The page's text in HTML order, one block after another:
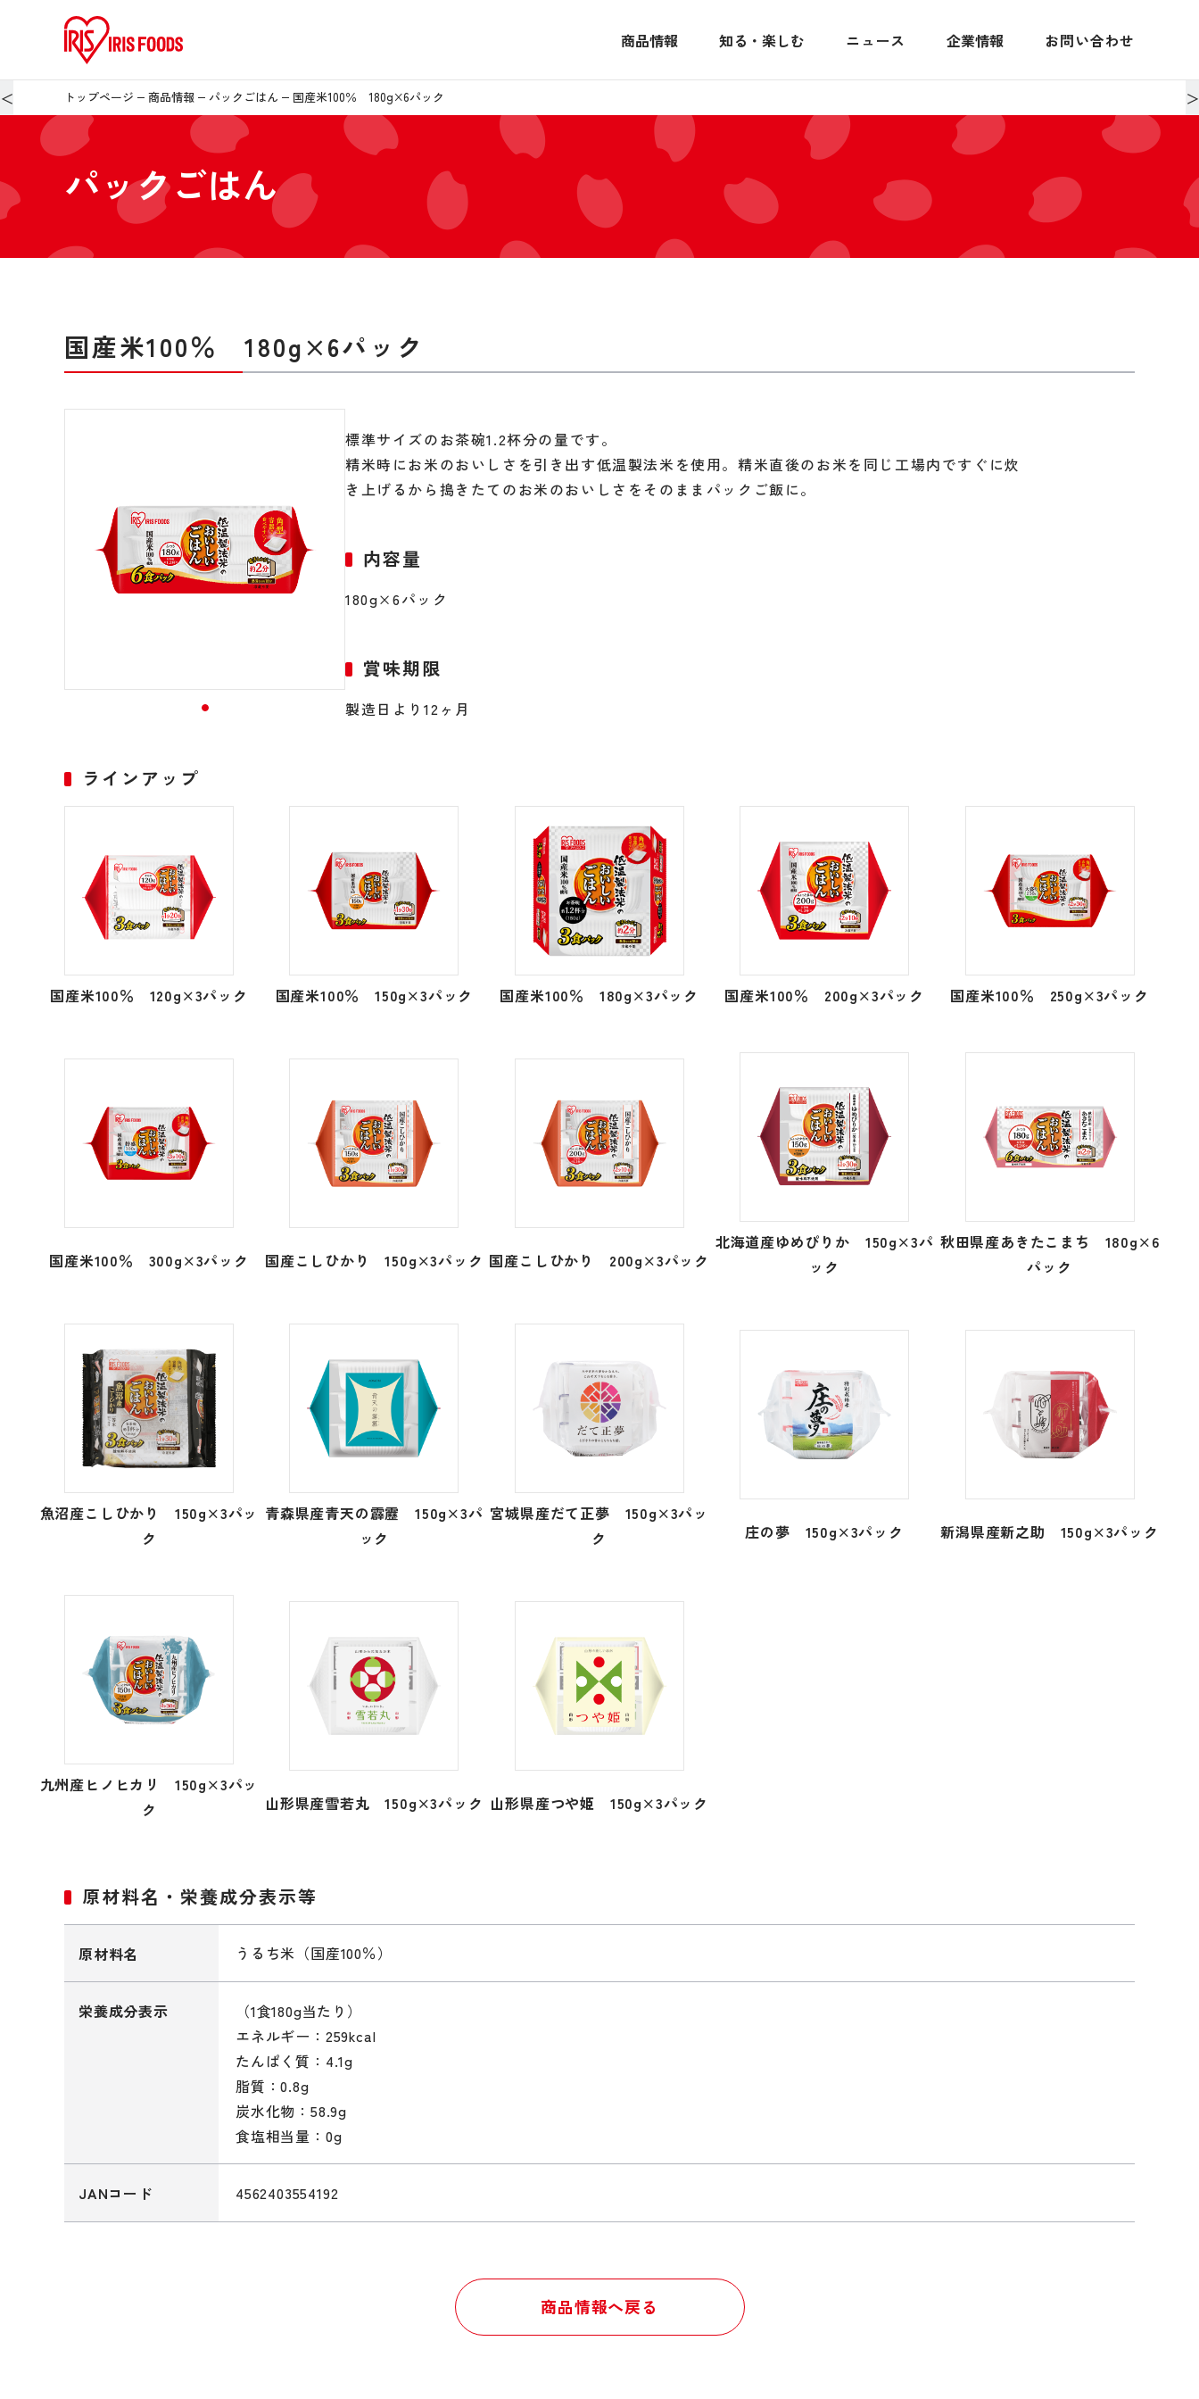
商品情報 知る・楽しむ ニュース 企業情報 お問い合わせ
＜ トップページ 商品情報 パックごはん 国産米100％ 180g×6パック
パックごはん
国産米100％ 180g×6パック
標準サイズのお茶碗1.2杯分の量です。
精米時にお米のおいしさを引き出す低温製法米を使用。精米直後のお米を同じ工場内ですぐに炊
き上げるから搗きたてのお米のおいしさをそのままパックご飯に。
内容量
180g×6パック
賞味期限
製造日より12ヶ月
ラインアップ
国産米100％ 120g×3パック 国産米100％ 150g×3パック 国産米100％ 180g×3パック 国産米100％ 200g×3パック 国産米100％ 250g×3パック
国産米100％ 300g×3パック 国産こしひかり 150g×3パック 国産こしひかり 200g×3パック
北海道産ゆめぴりか 150g×3パ
ック
秋田県産あきたこまち 180g×6
パック
魚沼産こしひかり 150g×3パッ
ク
青森県産青天の霹靂 150g×3パ
ック
宮城県産だて正夢 150g×3パッ
ク
庄の夢 150g×3パック 新潟県産新之助 150g×3パック
九州産ヒノヒカリ 150g×3パッ
ク
山形県産雪若丸 150g×3パック 山形県産つや姫 150g×3パック
原材料名・栄養成分表示等
原材料名 うるち米（国産100％）
栄養成分表示
（1食180g当たり）
エネルギー：259kcal
たんぱく質：4.1g
脂質：0.8g
炭水化物：58.9g
食塩相当量：0g
JANコード 4562403554192
商品情報へ戻る